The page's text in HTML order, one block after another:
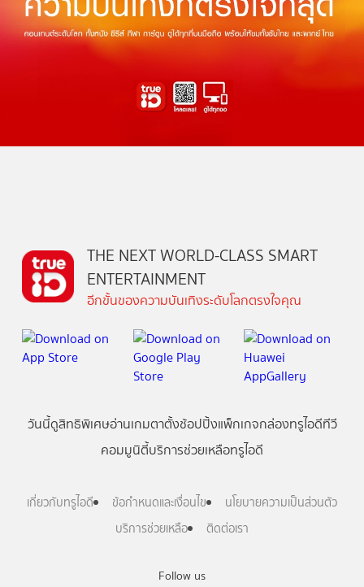
Follow us
THE NEXT WORLD-CLASS SMART
ENTERTAINMENT
อีกขั้นของความบันเทิงระดับโลกตรงใจคุณ
วันนี้ดูสิทธิพิเศษอ่านเกมตาตั้งช้อปปิ้งแพ็กเกจกล่องทรูไอดีทีวี
คอมมูนิตี้บริการช่วยเหลือทรูไอดี
เกี่ยวกับทรูไอดี ข้อกำหนดและเงื่อนไข
นโยบายความเป็นส่วนตัว
บริการช่วยเหลือ
ติดต่อเรา